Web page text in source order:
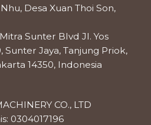
Desa Xuan Thoi Son,
Sunter Blvd Jl. Yos
Sunter Jaya, Tanjung Priok,
14350, Indonesia
CO., LTD
0304017196